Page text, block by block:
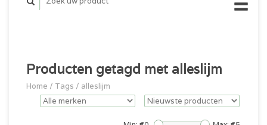
Producten getagd met alleslijm
Home / Tags / alleslijm